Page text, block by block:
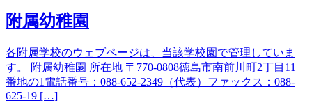
附属幼稚園
各附属学校のウェブページは、当該学校園で管理していま
す。 附属幼稚園 所在地 〒770-0808徳島市南前川町2丁目11
番地の1電話番号：088-652-2349（代表）ファックス：088-
625-19 […]